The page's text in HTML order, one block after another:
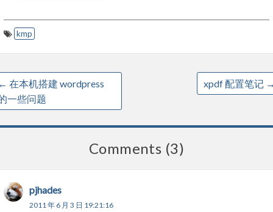
kmp
在本机搭建 wordpress
一些问题
xpdf 配置笔记
Comments (3)
pjhades
2011 年 6 月 3 日 19:21:16